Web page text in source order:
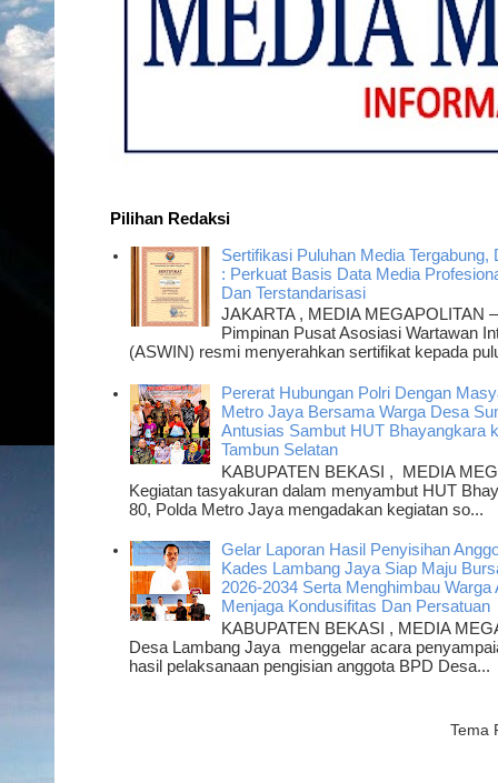
Pilihan Redaksi
Sertifikasi Puluhan Media Tergabung,
: Perkuat Basis Data Media
Dan Terstandarisasi
JAKARTA , MEDIA MEGAPOLITAN
Pimpinan Pusat Asosiasi Wartawan
(ASWIN) resmi menyerahkan sertifikat kepada
Pererat Hubungan Polri Dengan
Metro Jaya Bersama Warga Desa
Antusias Sambut HUT Bhayangkara
Tambun Selatan
KABUPATEN BEKASI , MEDIA
Kegiatan tasyakuran dalam menyambut HUT
80, Polda Metro Jaya mengadakan kegiatan so...
Gelar Laporan Hasil Penyisihan
Kades Lambang Jaya Siap Maju
2026-2034 Serta Menghimbau Warga
Menjaga Kondusifitas Dan Persatuan
KABUPATEN BEKASI , MEDIA
Desa Lambang Jaya menggelar acara
hasil pelaksanaan pengisian anggota BPD Desa...
Tema